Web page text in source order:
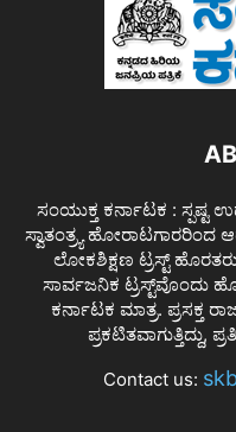
ಸಂಯುಕ್ತ ಕರ್ನಾಟಕ :
ಸ್ವಾತಂತ್ರ್ಯ ಹೋರಾಟಗಾರರಿಂದ
ಲೋಕಶಿಕ್ಷಣ ಟ್ರಸ್ಟ್
ಸಾರ್ವಜನಿಕ ಟ್ರಸ್ಟ್‌ವೊಂದು
ಕರ್ನಾಟಕ ಮಾತ್ರ. ಪ್ರಸಕ್ತ
ಪ್ರಕಟಿತವಾಗುತ್ತಿದ್ದು,
Contact us: